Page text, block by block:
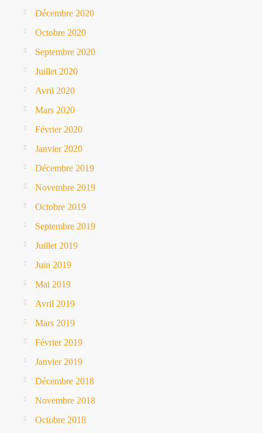
Décembre 2020
Octobre 2020
Septembre 2020
Juillet 2020
Avril 2020
Mars 2020
Février 2020
Janvier 2020
Décembre 2019
Novembre 2019
Octobre 2019
Septembre 2019
Juillet 2019
Juin 2019
Mai 2019
Avril 2019
Mars 2019
Février 2019
Janvier 2019
Décembre 2018
Novembre 2018
Octobre 2018